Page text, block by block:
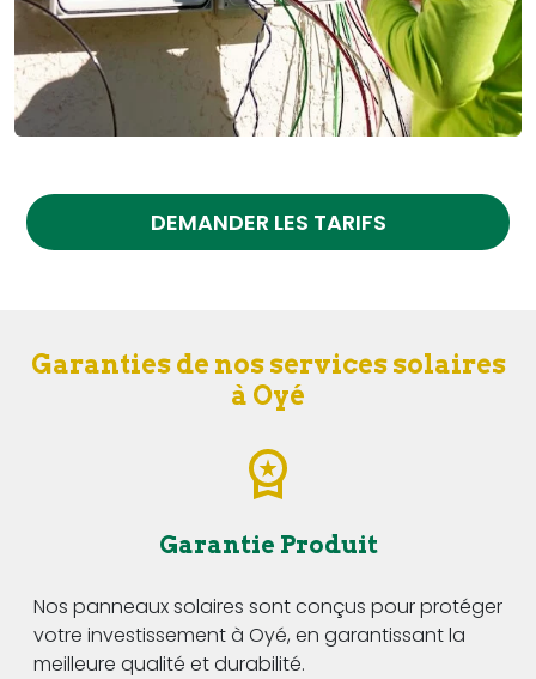
DEMANDER LES TARIFS
Garanties de nos services solaires
à Oyé
Garantie Produit
Nos panneaux solaires sont conçus pour protéger
votre investissement à Oyé, en garantissant la
meilleure qualité et durabilité.